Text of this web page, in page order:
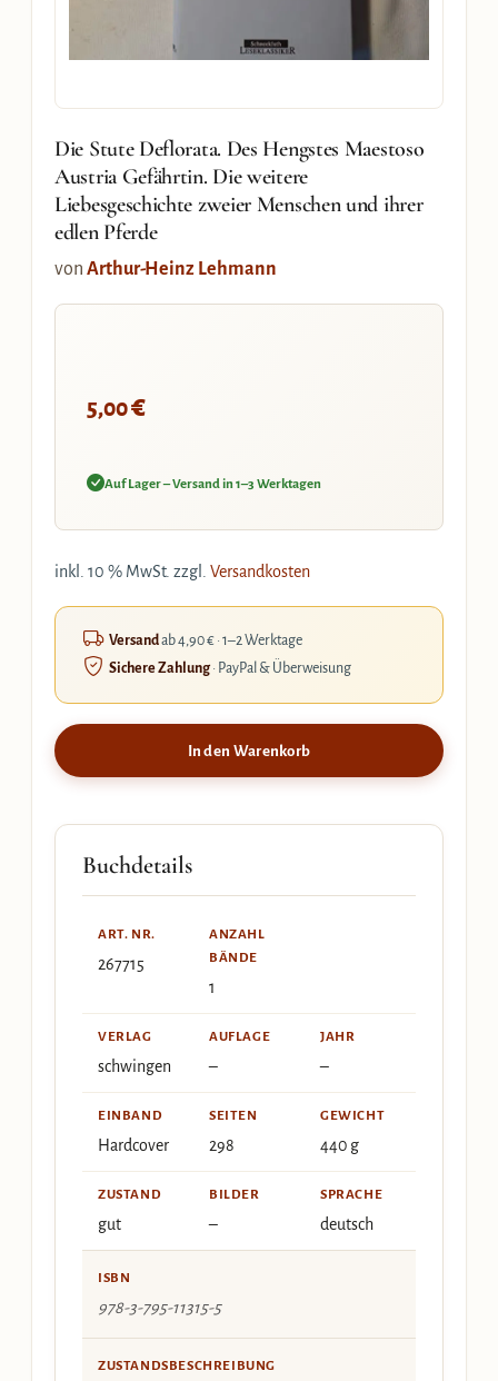
Die Stute Deflorata. Des Hengstes Maestoso
Austria Gefährtin. Die weitere
Liebesgeschichte zweier Menschen und ihrer
edlen Pferde
von Arthur-Heinz Lehmann
5,00€
Auf Lager – Versand in 1–3 Werktagen
inkl. 10 % MwSt. zzgl. Versandkosten
Versandab 4,90 € · 1–2 Werktage
Sichere Zahlung· PayPal & Überweisung
In den Warenkorb
Buchdetails
ART. NR.
267715
ANZAHL
BÄNDE
1
VERLAG
schwingen
AUFLAGE
–
JAHR
–
EINBAND
Hardcover
SEITEN
298
GEWICHT
440 g
ZUSTAND
gut
BILDER
–
SPRACHE
deutsch
ISBN
978-3-795-11315-5
ZUSTANDSBESCHREIBUNG